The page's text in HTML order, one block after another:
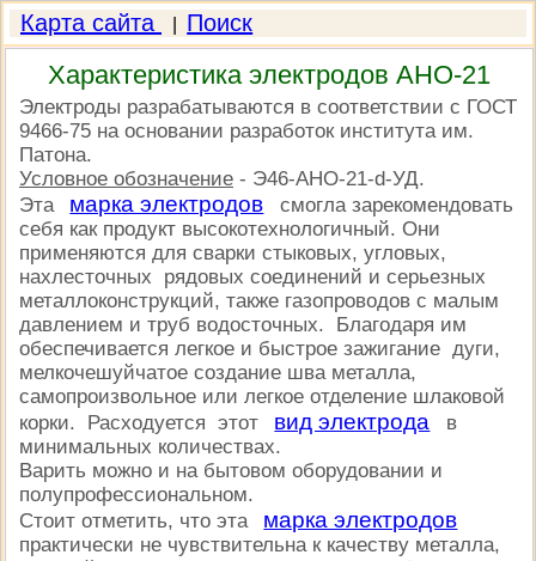
Карта сайта Поиск
Характеристика электродов АНО-21
Электроды разрабатываются в соответствии с ГОСТ
9466-75 на основании разработок института им.
Патона.
Условное обозначение - Э46-АНО-21-d-УД.
Эта
марка электродов
смогла зарекомендовать
себя как продукт высокотехнологичный. Они
применяются для сварки стыковых, угловых,
нахлесточных рядовых соединений и серьезных
металлоконструкций, также газопроводов с малым
давлением и труб водосточных. Благодаря им
обеспечивается легкое и быстрое зажигание дуги,
мелкочешуйчатое создание шва металла,
самопроизвольное или легкое отделение шлаковой
корки. Расходуется этот
вид электрода
в
минимальных количествах.
Варить можно и на бытовом оборудовании и
полупрофессиональном.
Стоит отметить, что эта
марка электродов
практически не чувствительна к качеству металла,